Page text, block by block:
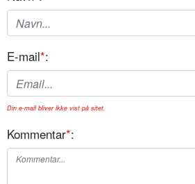
E-mail*:
Din e-mail bliver ikke vist på sitet.
Kommentar*: